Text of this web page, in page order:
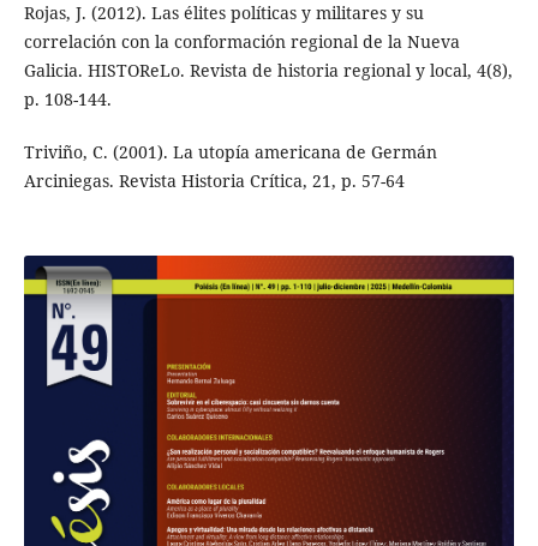
Rojas, J. (2012). Las élites políticas y militares y su
correlación con la conformación regional de la Nueva
Galicia. HISTOReLo. Revista de historia regional y local, 4(8),
p. 108-144.
Triviño, C. (2001). La utopía americana de Germán
Arciniegas. Revista Historia Crítica, 21, p. 57-64